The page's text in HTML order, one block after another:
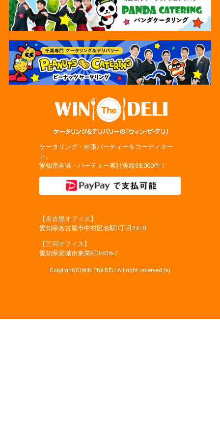
ケータリング・出張パーティーをコーディネー
ト。
愛知県全域・パーティー累計実績38,000件！
【名古屋オフィス】
愛知県名古屋市中村区名駅3丁目24−8
【三河オフィス】
愛知県安城市東栄町3‐816‐7
Copylight(C)WIN The DELI All right reserved.(k)